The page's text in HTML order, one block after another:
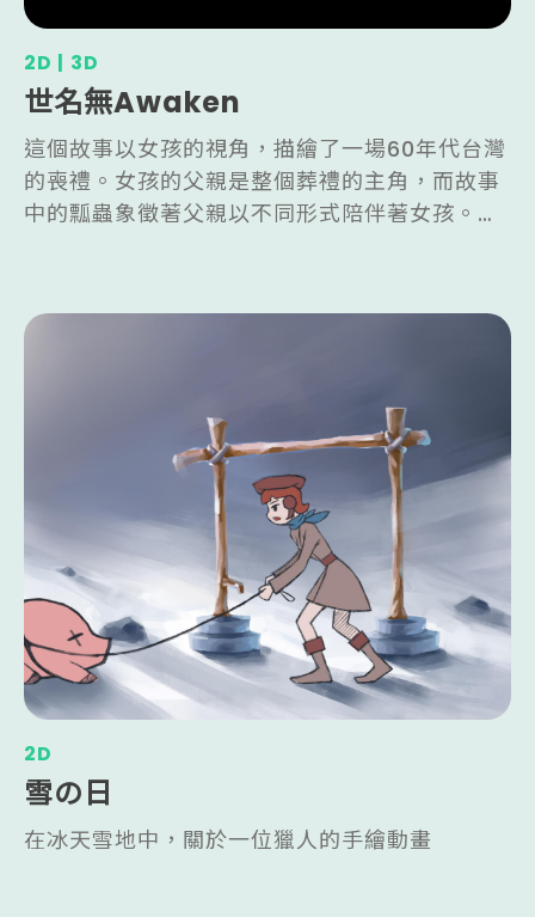
2D | 3D
世名無Awaken
這個故事以女孩的視角，描繪了一場60年代台灣
的喪禮。女孩的父親是整個葬禮的主角，而故事
中的瓢蟲象徵著父親以不同形式陪伴著女孩。夢
現了不同的人格表現，阿姨背後的貪婪和阿伯背
後的自私。孝女白琴的出現代表了真誠的慈悲，
孝心。這個故事揭示了台灣葬禮的文化特色，並
探討了無關人士的無私敬意。
2D
雪の日
在冰天雪地中，關於一位獵人的手繪動畫